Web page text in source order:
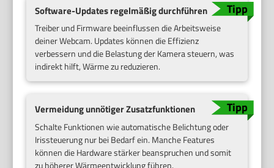
Software-Updates regelmäßig durchführen
Treiber und Firmware beeinflussen die Arbeitsweise
deiner Webcam. Updates können die Effizienz
verbessern und die Belastung der Kamera steuern, was
indirekt hilft, Wärme zu reduzieren.
Vermeidung unnötiger Zusatzfunktionen
Schalte Funktionen wie automatische Belichtung oder
Irissteuerung nur bei Bedarf ein. Manche Features
können die Hardware stärker beanspruchen und somit
zu höherer Wärmeentwicklung führen.